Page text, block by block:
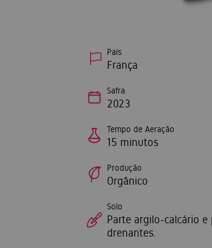
País
França
Safra
2023
Tempo de Aeração
15 minutos
Produção
Orgânico
Solo
Parte argilo-calcário e
drenantes.